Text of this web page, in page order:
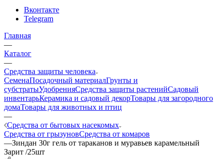
Вконтакте
Telegram
Главная
—
Каталог
—
Средства защиты человека
СеменаПосадочный материалГрунты и
субстратыУдобренияСредства защиты растенийСадовый
инвентарьКерамика и садовый декорТовары для загородного
домаТовары для животных и птиц
—
Средства от бытовых насекомых
Средства от грызуновСредства от комаров
—Зиндан 30г гель от тараканов и муравьев карамельный
Зарит /25шт